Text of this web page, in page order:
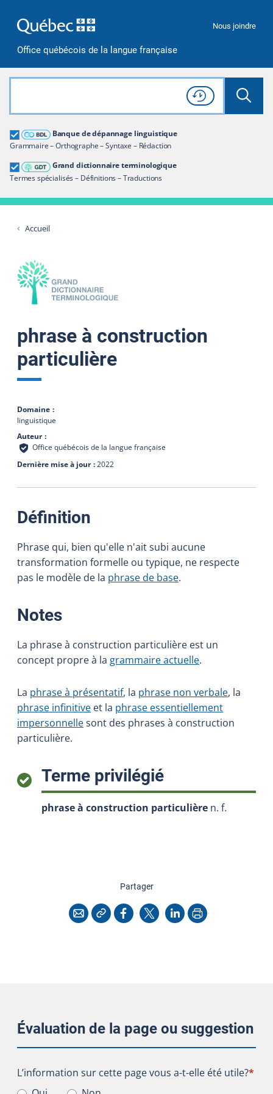
Office québécois de la langue française
Nous joindre
Rechercher dans tout le site
Lancer
Consulter l'
Historique
de recherche
Banque de dépannage linguistique
Grammaire – Orthographe – Syntaxe – Rédaction
Grand dictionnaire terminologique
Termes spécialisés – Définitions – Traductions
Grand dictionnaire terminologique
Restreindre aux termes
Accueil
phrase à construction
particulière
Domaine
linguistique
Auteur
Office québécois de la langue française
Dernière mise à jour 2022
Définition
Phrase qui, bien qu'elle n'ait subi aucune
transformation formelle ou typique, ne respecte
pas le modèle de la phrase de base.
Notes:
La phrase à construction particulière est un
concept propre à la grammaire actuelle.
La phrase à présentatif, la phrase non verbale, la
phrase infinitive et la phrase essentiellement
impersonnellesont des phrases à construction
particulière.
Terme privilégié:
phrase à construction particulière n. f.
Partagercette page
CourrielCopier l'adresse
Facebook
X LinkedInImprimer
Évaluation de la page ou suggestion
L’information sur cette page vous a-t-elle été utile?
L’information sur cette page vous a-t-elle été utile?*